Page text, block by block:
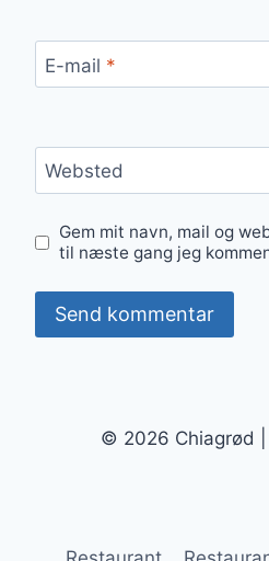
E-mail *
Websted
Gem mit navn, mail og
til næste gang jeg
© 2026 Chiagrød |